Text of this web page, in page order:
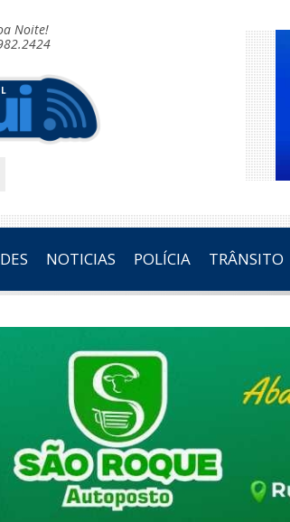
Noite!
NOTICIAS POLÍCIA TRÂNSITO